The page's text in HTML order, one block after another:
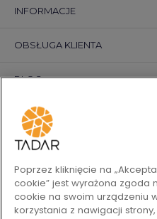
INFORMACJE
OBSŁUGA KLIENTA
BLOG
KONTAKT
Poprzez kliknięcie na
cookie” jest wyrażona zgoda
cookie na swoim urządzeniu
korzystania z nawigacji